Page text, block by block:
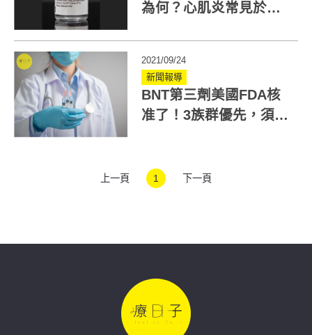
為何？心肌炎常見於接
2021/09/24
新聞報導
BNT第三劑美國FDA核
准了！3族群優先，須與
上一頁 1 下一頁